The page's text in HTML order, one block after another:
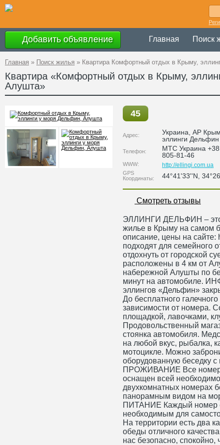
Добавить объявление Главная Поиск
Главная » Поиск жилья » Квартира Комфортный отдых в Крыму,
Квартира «Комфортный отдых в Крыму,
Алушта»
45
Адрес: Украина АР
эллинги Дельфин
Телефон:
МТС Украина
805-81-46
WWW: http://ellingi.com.ua
GPS
Координаты:
44°41'33''N,
Смотреть отзывы
ЭЛЛИНГИ ДЕЛЬФИН – это
жилье в Крыму на самом
описание, цены на сайте:
подходят для семейного
отдохнуть от
расположены в 4 км от
набережной Алушты по
минут на автомобиле.
эллингов «Дельфин»
До бесплатного
зависимости от номера.
площадкой, лавочками,
Продовольственный
стоянка автомобиля.
на любой вкус, рыбалка,
мотоцикле. Можно
оборудованную беседку
ПРОЖИВАНИЕ Все
оснащен всей
двухкомнатных номерах
панорамным видом на
ПИТАНИЕ Каждый номер
необходимым для
На территории есть два
обеды отличного
нас безопасно, спокойно,